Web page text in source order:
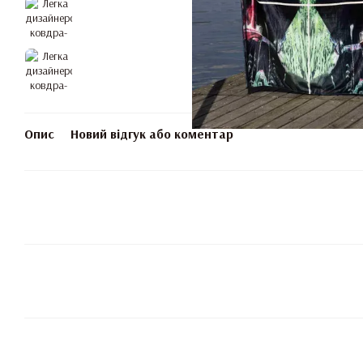
Опис Новий відгук або коментар